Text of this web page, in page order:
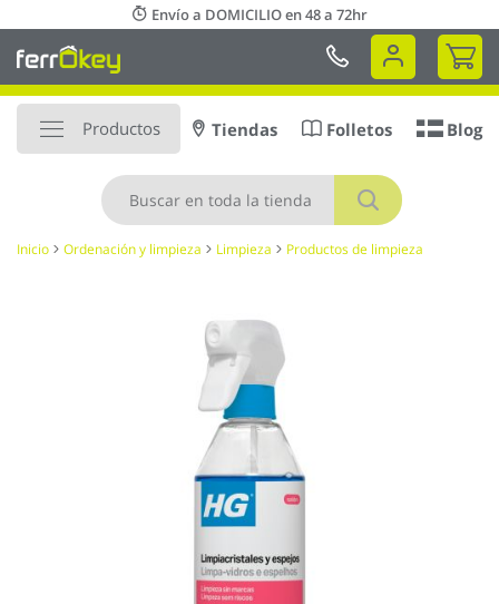
al
contenido
Envío a DOMICILIO en 48 a 72hr
Mi
Productos
Buscar
Tiendas Folletos Blog
Inicio Ordenación y limpieza Limpieza Productos de limpieza